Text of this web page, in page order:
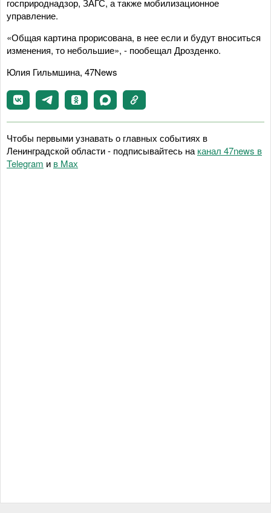
госприроднадзор, ЗАГС, а также мобилизационное
управление.
«Общая картина прорисована, в нее если и будут вноситься
изменения, то небольшие», - пообещал Дрозденко.
Юлия Гильмшина, 47News
Чтобы первыми узнавать о главных событиях в
Ленинградской области - подписывайтесь на канал 47news в
Telegram и в Maх